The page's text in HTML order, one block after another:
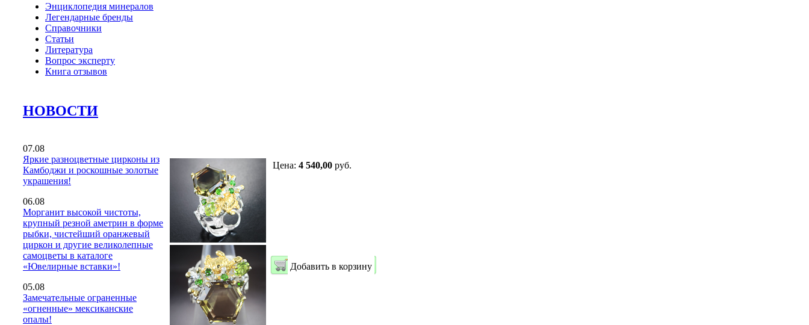
Энциклопедия минералов
Легендарные бренды
Справочники
Статьи
Литература
Вопрос эксперту
Книга отзывов
НОВОСТИ
07.08
Яркие разноцветные цирконы из
Камбоджи и роскошные золотые
украшения!
06.08
Морганит высокой чистоты,
крупный резной аметрин в форме
рыбки, чистейший оранжевый
циркон и другие великолепные
самоцветы в каталоге
«Ювелирные вставки»!
05.08
Замечательные ограненные
«огненные» мексиканские
опалы!
Цена: 4 540,00 руб.
Добавить в корзину